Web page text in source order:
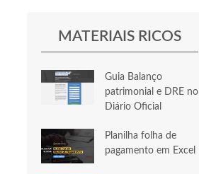
MATERIAIS RICOS
Guia Balanço
patrimonial e DRE no
Diário Oficial
Planilha folha de
pagamento em Excel